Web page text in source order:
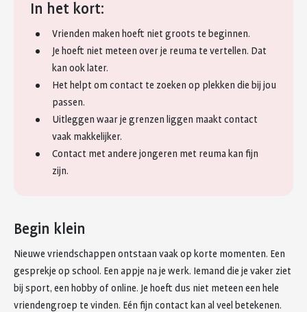
In het kort:
Vrienden maken hoeft niet groots te beginnen.
Je hoeft niet meteen over je reuma te vertellen. Dat
kan ook later.
Het helpt om contact te zoeken op plekken die bij jou
passen.
Uitleggen waar je grenzen liggen maakt contact
vaak makkelijker.
Contact met andere jongeren met reuma kan fijn
zijn.
Begin klein
Nieuwe vriendschappen ontstaan vaak op korte momenten. Een
gesprekje op school. Een appje na je werk. Iemand die je vaker ziet
bij sport, een hobby of online. Je hoeft dus niet meteen een hele
vriendengroep te vinden. Eén fijn contact kan al veel betekenen.